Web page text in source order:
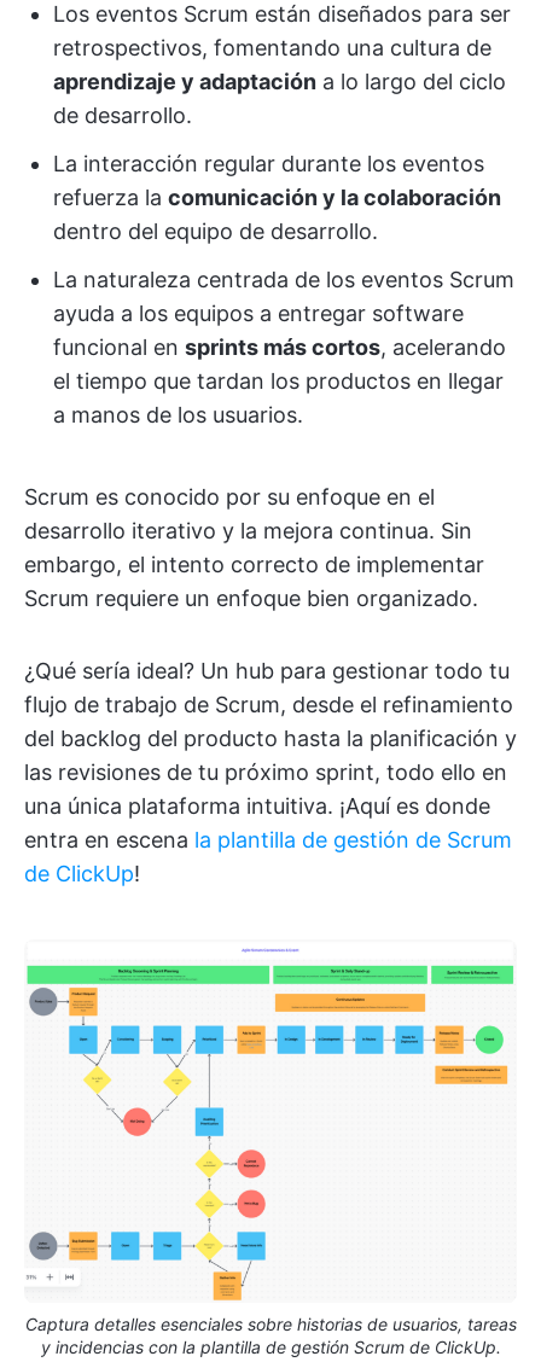
Los eventos Scrum están diseñados para ser
retrospectivos, fomentando una cultura de
aprendizaje y adaptación a lo largo del ciclo
de desarrollo.
La interacción regular durante los eventos
refuerza la comunicación y la colaboración
dentro del equipo de desarrollo.
La naturaleza centrada de los eventos Scrum
ayuda a los equipos a entregar software
funcional en sprints más cortos, acelerando
el tiempo que tardan los productos en llegar
a manos de los usuarios.
Scrum es conocido por su enfoque en el
desarrollo iterativo y la mejora continua. Sin
embargo, el intento correcto de implementar
Scrum requiere un enfoque bien organizado.
¿Qué sería ideal? Un hub para gestionar todo tu
flujo de trabajo de Scrum, desde el refinamiento
del backlog del producto hasta la planificación y
las revisiones de tu próximo sprint, todo ello en
una única plataforma intuitiva. ¡Aquí es donde
entra en escena la plantilla de gestión de Scrum
de ClickUp!
Captura detalles esenciales sobre historias de usuarios, tareas
y incidencias con la plantilla de gestión Scrum de ClickUp.